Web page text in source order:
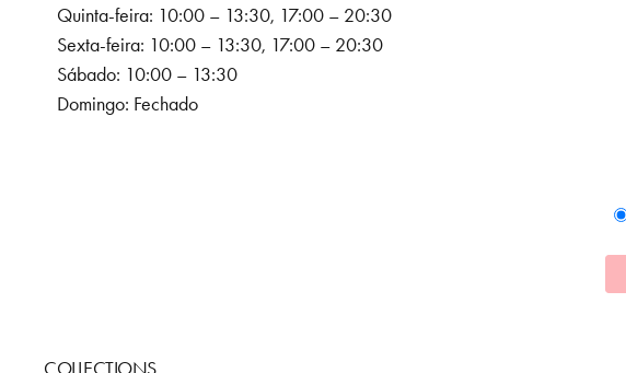
Quinta-feira: 10:00 – 13:30, 17:00 – 20:30
Sexta-feira: 10:00 – 13:30, 17:00 – 20:30
Sábado: 10:00 – 13:30
Domingo: Fechado